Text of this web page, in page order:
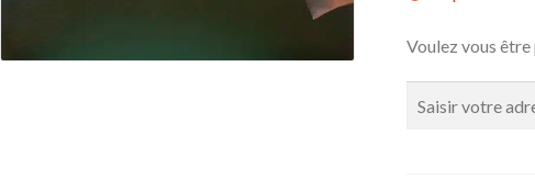
Voulez vous être